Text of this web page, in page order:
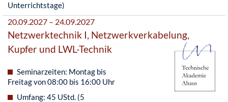
Unterrichtstage)
20.09.2027 – 24.09.2027
Netzwerktechnik I, Netzwerkverkabelung,
Kupfer und LWL-Technik
Seminarzeiten: Montag bis
Freitag von 08:00 bis 16:00 Uhr
Umfang: 45 UStd. (5